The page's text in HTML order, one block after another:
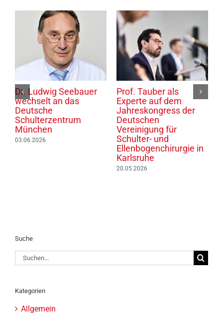
Dr. Ludwig Seebauer
wechselt an das
Deutsche
Schulterzentrum
München
03.06.2026
Prof. Tauber als
Experte auf dem
Jahreskongress der
Deutschen
Vereinigung für
Schulter- und
Ellenbogenchirurgie in
Karlsruhe
20.05.2026
Suche
Suche
nach:
Kategorien
Allgemein